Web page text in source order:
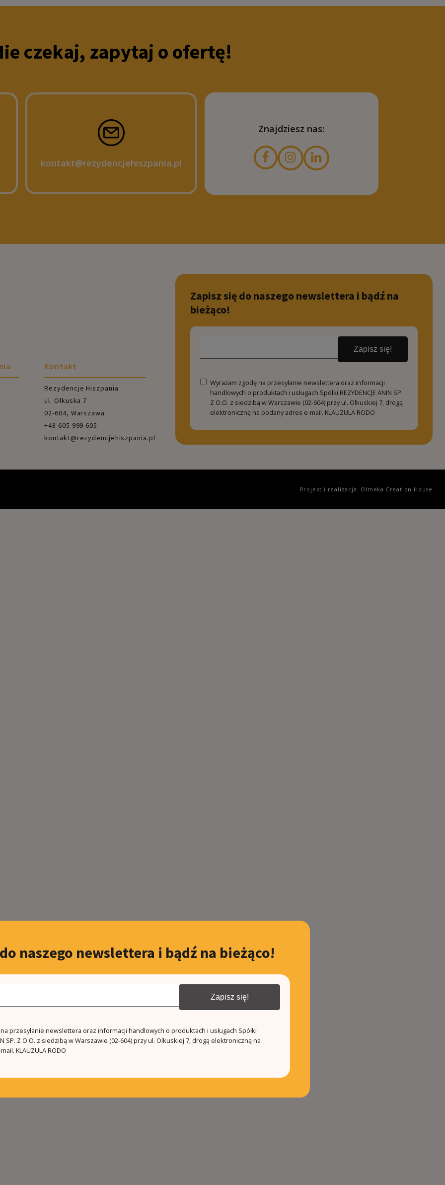
czekaj, zapytaj o ofertę!
kontakt@rezydencjehiszpania.pl
Znajdziesz nas:
Kontakt
Rezydencje Hiszpania
ul. Olkuska 7
02-604, Warszawa
+48 605 999 605
kontakt@rezydencjehiszpania.pl
Zapisz się do naszego newslettera i bądź na
bieżąco!
Zapisz się!
Wyrażam zgodę na przesyłanie newslettera oraz informacji
handlowych o produktach i usługach Spółki REZYDENCJE ANIN SP.
Z O.O. z siedzibą w Warszawie (02-604) przy ul. Olkuskiej 7, drogą
elektroniczną na podany adres e-mail. KLAUZULA RODO
Projekt i realizacja: Olmeka Creation House
naszego newslettera i bądź na bieżąco!
Zapisz się!
przesyłanie newslettera oraz informacji handlowych o produktach i usługach Spółki
SP. Z O.O. z siedzibą w Warszawie (02-604) przy ul. Olkuskiej 7, drogą elektroniczną na
KLAUZULA RODO